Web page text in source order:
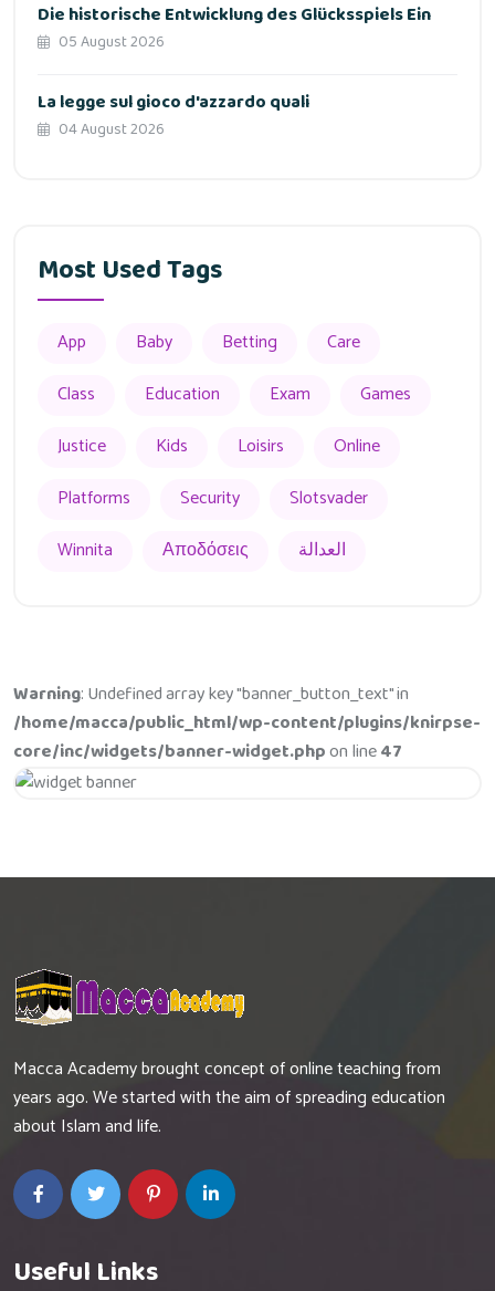
Die historische Entwicklung des Glücksspiels Ein
05 August 2026
La legge sul gioco d'azzardo quali
04 August 2026
Most Used Tags
App Baby Betting
Care
Class
Education Exam
Games
Justice
Kids Loisirs
Online
Platforms
Security
Slotsvader
Winnita
Αποδόσεις العدالة
Warning: Undefined array key "banner_button_text" in
/home/macca/public_html/wp-content/plugins/knirpse-
core/inc/widgets/banner-widget.phpon line47
Macca Academy brought concept of online teaching from
years ago. We started with the aim of spreading education
about Islam and life.
Useful Links